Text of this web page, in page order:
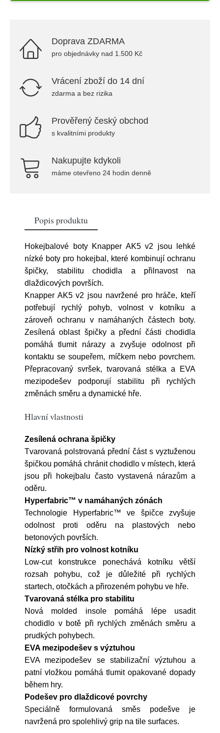
Doprava ZDARMA
pro objednávky nad 1.500 Kč
Vrácení zboží do 14 dní
zdarma a bez rizika
Prověřený český obchod
s kvalitními produkty
Nakupujte kdykoli
máme otevřeno 24 hodin denně
Popis produktu
Hokejbalové boty Knapper AK5 v2 jsou lehké
nízké boty pro hokejbal, které kombinují ochranu
špičky, stabilitu chodidla a přilnavost na
dlaždicových površích.
Knapper AK5 v2 jsou navržené pro hráče, kteří
potřebují rychlý pohyb, volnost v kotníku a
zároveň ochranu v namáhaných částech boty.
Zesílená oblast špičky a přední části chodidla
pomáhá tlumit nárazy a zvyšuje odolnost při
kontaktu se soupeřem, míčkem nebo povrchem.
Přepracovaný svršek, tvarovaná stélka a EVA
mezipodešev podporují stabilitu při rychlých
změnách směru a dynamické hře.
Hlavní vlastnosti
Zesílená ochrana špičky
Tvarovaná polstrovaná přední část s vyztuženou
špičkou pomáhá chránit chodidlo v místech, která
jsou při hokejbalu často vystavená nárazům a
oděru.
Hyperfabric™ v namáhaných zónách
Technologie Hyperfabric™ ve špičce zvyšuje
odolnost proti oděru na plastových nebo
betonových površích.
Nízký střih pro volnost kotníku
Low-cut konstrukce ponechává kotníku větší
rozsah pohybu, což je důležité při rychlých
startech, otočkách a přirozeném pohybu ve hře.
Tvarovaná stélka pro stabilitu
Nová molded insole pomáhá lépe usadit
chodidlo v botě při rychlých změnách směru a
prudkých pohybech.
EVA mezipodešev s výztuhou
EVA mezipodešev se stabilizační výztuhou a
patní vložkou pomáhá tlumit opakované dopady
během hry.
Podešev pro dlaždicové povrchy
Speciálně formulovaná směs podešve je
navržená pro spolehlivý grip na tile surfaces.